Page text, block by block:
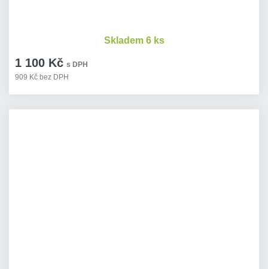
1 100 Kč s DPH
909 Kč bez DPH
Skladem 6 ks